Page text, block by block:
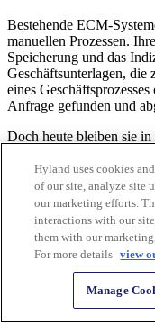
Bestehende ECM-
manuellen Prozessen.
Speicherung und das
Geschäftsunterlagen, die
eines
Anfrage gefunden und
Doch heute bleiben sie
Herausforderung
Bestehende Systeme
spezialisierte
dann sind die Wartungs-
nur grundlegend und
Funktionen sind, wenn
Hyland uses cookies
of our site, analyze site
our marketing efforts.
interactions with our
them with our
For more details view
Manage